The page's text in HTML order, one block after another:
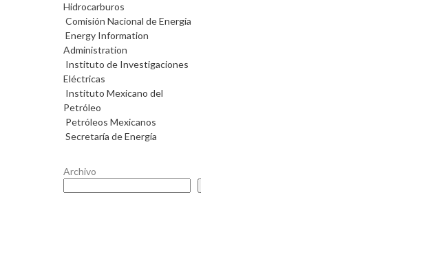
Hidrocarburos
Comisión Nacional de Energía
Energy Information
Administration
Instituto de Investigaciones
Eléctricas
Instituto Mexicano del
Petróleo
Petróleos Mexicanos
Secretaría de Energía
Archivo